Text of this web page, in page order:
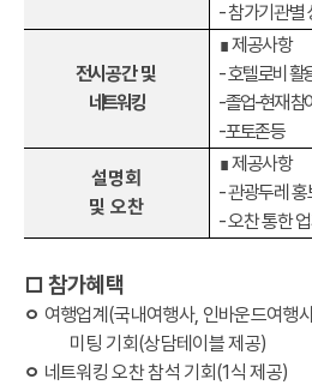
-참가기관별
전시공간 및
네트워킹
∎제공사항
-호텔 로비 활
-졸업-현재 참
-포토존 등
설명회
및 오찬
∎제공사항
-관광두레 홍
-오찬 통한
□ 참가혜택
ㅇ 여행업계 (국내여행사, 인바운드여행
미팅 기회 (상담테이블 제공)
ㅇ 네트워킹 오찬 참석 기회 (1식 제공)